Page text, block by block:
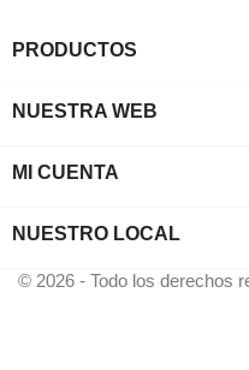
PRODUCTOS
NUESTRA WEB
MI CUENTA
NUESTRO LOCAL
© 2026 - Todo los derechos